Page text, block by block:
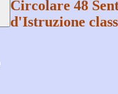
Circolare 48
d'Istruzione